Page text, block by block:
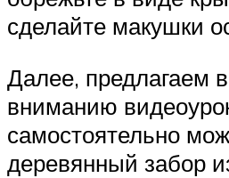
сделайте макушки
Далее, предлагаем
вниманию
самостоятельно
деревянный забор